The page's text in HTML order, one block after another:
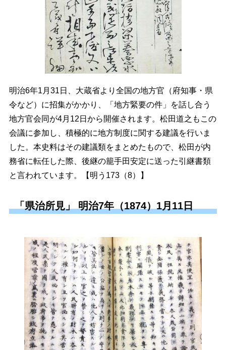
明治6年1月31日、大蔵省より全国の地方官（府知事・県
令など）に招集がかかり、「地方緊要の件」を話し合う
地方官会同が4月12日から開催されます。松田道之もこの
会議に参加し、積極的に地方制度に関する建議を行いま
した。本史料はその建議類をまとめたもので、松田が内
務省に転任した際、後継の籠手田安定に送った引継書類
と言われています。【明う173（8）】
「県治所見」 明治7年（1874）1月11日